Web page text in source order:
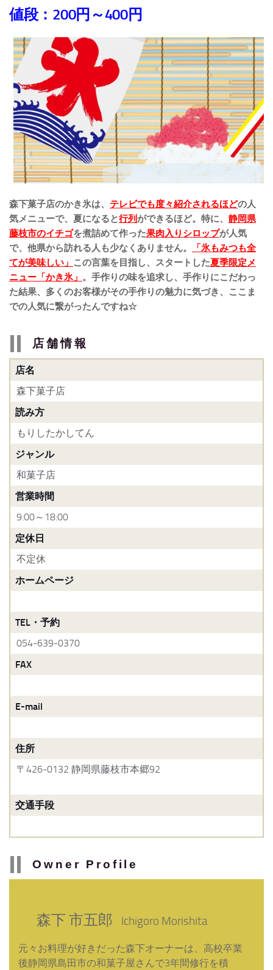
値段：200円～400円
森下菓子店のかき氷は、 テレビでも度々紹介されるほどの人
気メニューで、夏になると行列ができるほど。特に、 静岡県
藤枝市のイチゴを煮詰めて作った果肉入りシロップが人気
で、他県から訪れる人も少なくありません。
「氷もみつも全
てが美味しい」 この言葉を目指し、スタートした夏季限定メ
ニュー「かき氷」 。 手作りの味を追求し、手作りにこだわっ
た結果、多くのお客様がその手作りの魅力に気づき、ここま
での人気に繋がったんですね☆
店舗情報
店名
森下菓子店
読み方
もりしたかしてん
ジャンル
和菓子店
営業時間
9:00～18:00
定休日
不定休
ホームページ
TEL・予約
054-639-0370
FAX
E-mail
住所
〒426-0132 静岡県藤枝市本郷92
交通手段
Owner Profile
森下 市五郎 Ichigoro Morishita
元々お料理が好きだった森下オーナーは、高校卒業
後静岡県島田市の和菓子屋さんで3年間修行を積